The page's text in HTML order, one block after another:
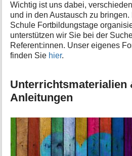
Wichtig ist uns dabei,
und in den Austausch zu
Schule Fortbildungstage
unterstützen wir Sie bei der
Referent:innen. Unser eigenes
finden Sie hier.
Unterrichtsmaterialien
Anleitungen